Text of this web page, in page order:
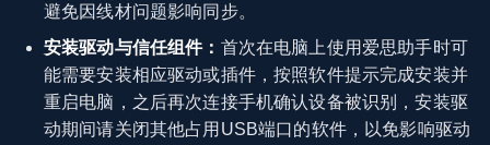
避免因线材问题影响同步。
安装驱动与信任组件： 首次在电脑上使用爱思助手时可
能需要安装相应驱动或插件，按照软件提示完成安装并
重启电脑，之后再次连接手机确认设备被识别，安装驱
动期间请关闭其他占用USB端口的软件，以免影响驱动